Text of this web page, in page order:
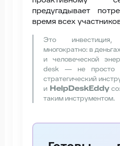
предугадывает
время всех
Это инвестиция,
многократно: в
и человеческой
desk — не просто
стратегический
и HelpDeskEddy
таким инструментом.